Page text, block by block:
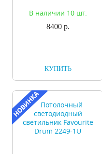
Ledel 1989-1U
В наличии 10 шт.
8400 р.
КУПИТЬ